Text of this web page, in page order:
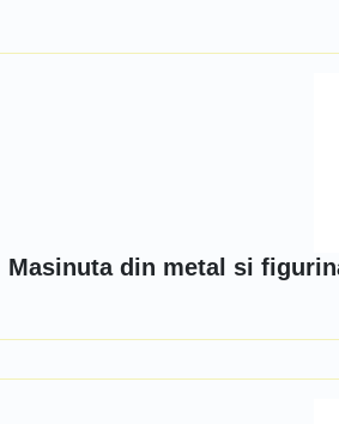
Masinuta din metal si